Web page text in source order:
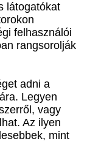
látogatókat
felhasználói
rangsorolják
adni a
Legyen
vagy
Az ilyen
mint